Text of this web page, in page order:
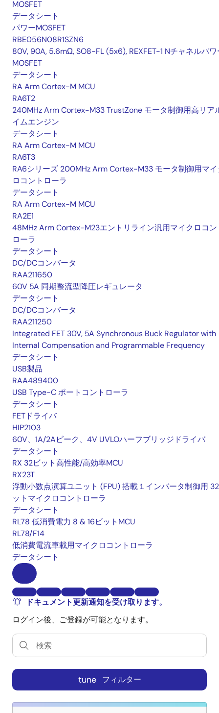
MOSFET
データシート
パワーMOSFET
RBE056N08R1SZN6
80V, 90A, 5.6mΩ, SO8-FL (5x6), REXFET-1 Nチャネルパワ
MOSFET
データシート
RA Arm Cortex-M MCU
RA6T2
240MHz Arm Cortex-M33 TrustZone モータ制御用高リア
イムエンジン
データシート
RA Arm Cortex-M MCU
RA6T3
RA6シリーズ 200MHz Arm Cortex-M33 モータ制御用マ
ロコントローラ
データシート
RA Arm Cortex-M MCU
RA2E1
48MHz Arm Cortex-M23エントリライン汎用マイクロコン
ローラ
データシート
DC/DCコンバータ
RAA211650
60V 5A 同期整流型降圧レギュレータ
データシート
DC/DCコンバータ
RAA211250
Integrated FET 30V, 5A Synchronous Buck Regulator with
Internal Compensation and Programmable Frequency
データシート
USB製品
RAA489400
USB Type-C ポートコントローラ
データシート
FETドライバ
HIP2103
60V、1A/2Aピーク、4V UVLOハーフブリッジドライバ
データシート
RX 32ビット高性能/高効率MCU
RX23T
浮動小数点演算ユニット (FPU) 搭載１インバータ制御用
ットマイクロコントローラ
データシート
RL78 低消費電力 8 & 16ビットMCU
RL78/F14
低消費電流車載用マイクロコントローラ
データシート
ドキュメント更新通知を受け取ります。
ログイン後、ご登録が可能となります。
tune フィルター